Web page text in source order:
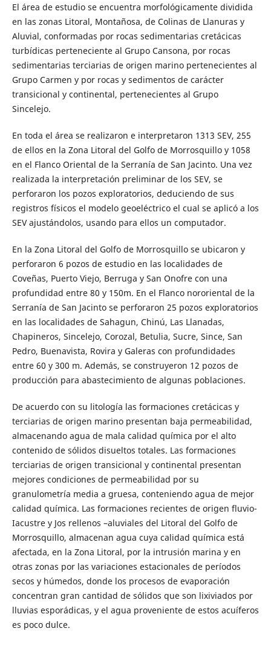
El área de estudio se encuentra morfológicamente dividida
en las zonas Litoral, Montañosa, de Colinas de Llanuras y
Aluvial, conformadas por rocas sedimentarias cretácicas
turbídicas perteneciente al Grupo Cansona, por rocas
sedimentarias terciarias de origen marino pertenecientes al
Grupo Carmen y por rocas y sedimentos de carácter
transicional y continental, pertenecientes al Grupo
Sincelejo.
En toda el área se realizaron e interpretaron 1313 SEV, 255
de ellos en la Zona Litoral del Golfo de Morrosquillo y 1058
en el Flanco Oriental de la Serranía de San Jacinto. Una vez
realizada la interpretación preliminar de los SEV, se
perforaron los pozos exploratorios, deduciendo de sus
registros físicos el modelo geoeléctrico el cual se aplicó a los
SEV ajustándolos, usando para ellos un computador.
En la Zona Litoral del Golfo de Morrosquillo se ubicaron y
perforaron 6 pozos de estudio en las localidades de
Coveñas, Puerto Viejo, Berruga y San Onofre con una
profundidad entre 80 y 150m. En el Flanco nororiental de la
Serranía de San Jacinto se perforaron 25 pozos exploratorios
en las localidades de Sahagun, Chinú, Las Llanadas,
Chapineros, Sincelejo, Corozal, Betulia, Sucre, Since, San
Pedro, Buenavista, Rovira y Galeras con profundidades
entre 60 y 300 m. Además, se construyeron 12 pozos de
producción para abastecimiento de algunas poblaciones.
De acuerdo con su litología las formaciones cretácicas y
terciarias de origen marino presentan baja permeabilidad,
almacenando agua de mala calidad química por el alto
contenido de sólidos disueltos totales. Las formaciones
terciarias de origen transicional y continental presentan
mejores condiciones de permeabilidad por su
granulometría media a gruesa, conteniendo agua de mejor
calidad química. Las formaciones recientes de origen fluvio-
Iacustre y Jos rellenos –aluviales del Litoral del Golfo de
Morrosquillo, almacenan agua cuya calidad química está
afectada, en la Zona Litoral, por la intrusión marina y en
otras zonas por las variaciones estacionales de períodos
secos y húmedos, donde los procesos de evaporación
concentran gran cantidad de sólidos que son lixiviados por
lluvias esporádicas, y el agua proveniente de estos acuíferos
es poco dulce.